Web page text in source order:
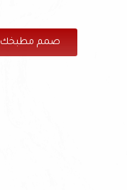
صمم مطبخك